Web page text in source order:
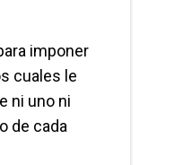
imponer
cuales le
ni uno ni
de cada